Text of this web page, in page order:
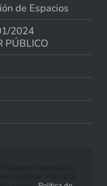
de Espacios
2024
PÚBLICO